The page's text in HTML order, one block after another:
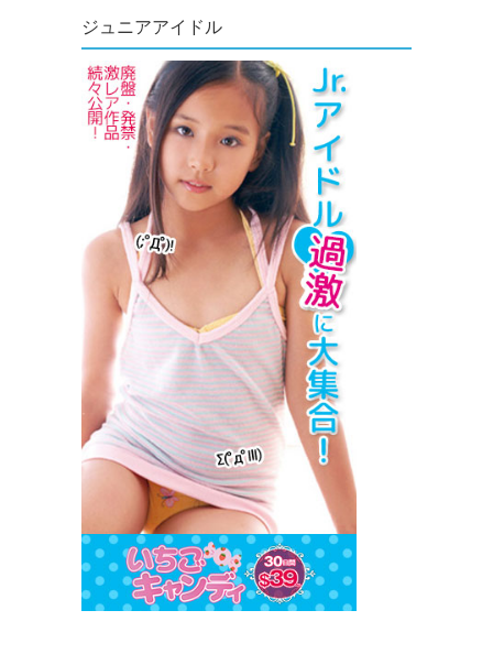
ジュニアアイドル